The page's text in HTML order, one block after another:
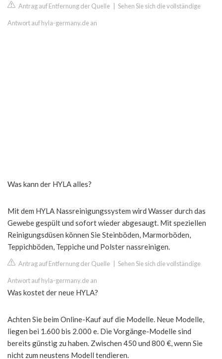
Antrag auf Entfernung der Quelle Sehen Sie sich die vollständige
Antwort auf hyla-germany.de an
Was kann der HYLA alles?
Mit dem HYLA Nassreinigungssystem wird Wasser durch das
Gewebe gespült und sofort wieder abgesaugt. Mit speziellen
Reinigungsdüsen können Sie Steinböden, Marmorböden,
Teppichböden, Teppiche und Polster nassreinigen.
Antrag auf Entfernung der Quelle Sehen Sie sich die vollständige
Antwort auf hyla-germany.de an
Was kostet der neue HYLA?
Achten Sie beim Online-Kauf auf die Modelle. Neue Modelle,
liegen bei 1.600 bis 2.000 e. Die Vorgänge-Modelle sind
bereits günstig zu haben. Zwischen 450 und 800 €, wenn Sie
nicht zum neustens Modell tendieren.